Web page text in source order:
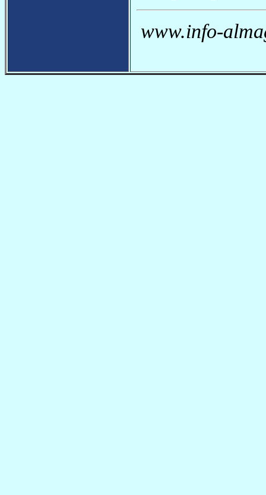
www.info-